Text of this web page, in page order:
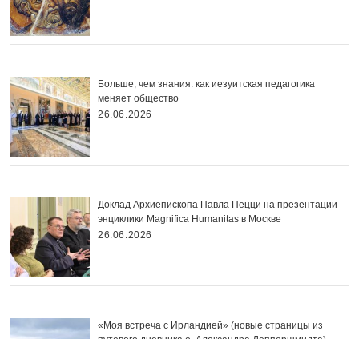
Больше, чем знания: как иезуитская педагогика
меняет общество
26.06.2026
Доклад Архиепископа Павла Пецци на презентации
энциклики Magnifica Нumanitas в Москве
26.06.2026
«Моя встреча с Ирландией» (новые страницы из